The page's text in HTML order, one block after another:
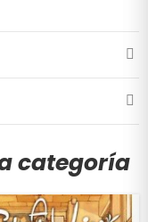
categoría